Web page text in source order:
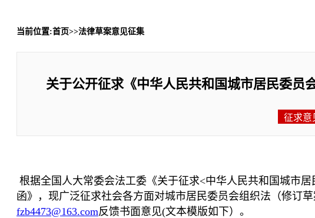
当前位置:首页>>法律草案意见征集
关于公开征求《中华人民共和国城市居民委员
征求意
根据全国人大常委会法工委《关于征求<中华人民共和国城市
函》，现广泛征求社会各方面对城市居民委员会组织法（修订
fzb4473@163.com反馈书面意见(文本模版如下）。